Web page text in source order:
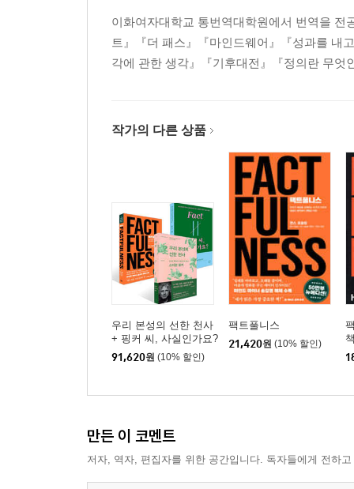
이화여자대학교 통번역대학원에서 번역을
트』『더 패스』『마인드웨어』『성과를 내
각에 관한 생각』『기후대전』『정의란 무
작가의 다른 상품
우리 본성의 선한 천사
+ 핑커 씨, 사실인가요?
+ 팩트풀니스 세트
91,620원 (10% 할인)
팩트풀니스
21,420원 (10% 할인)
만든 이 코멘트
저자, 역자, 편집자를 위한 공간입니다. 독자들에게 전하